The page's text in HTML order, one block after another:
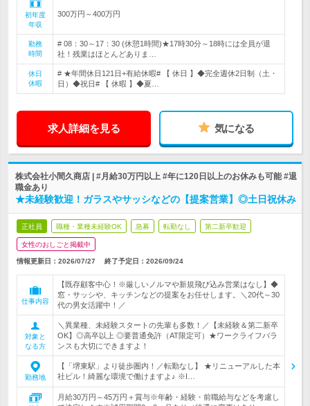
初年度
年収
300万円～400万円
勤務
時間
# 08：30～17：30 (休憩1時間)★17時30分～18時には全員が退
社！残業はほとんどありま…
休日
休暇
# ★年間休日121日+有給休暇# 【 休日 】◆完全週休2日制（土・
日）◆祝日# 【 休暇 】◆夏…
求人詳細を見る 気になる
株式会社小間久商店 | #月給30万円以上 #年に120日以上のお休みも可能 #退
職金あり
★未経験歓迎！ガラスやサッシなどの【提案営業】◎土日祝休み
正社員 職種・業種未経験OK 急募 転勤なし 第二新卒歓迎
女性のおしごと掲載中
情報更新日：2026/07/27 終了予定日： 2026/09/24
仕事内容
【既存顧客中心！※厳しいノルマや新規飛び込み営業はなし】◆
窓・サッシや、キッチンなどの提案をお任せします。＼20代～30
代の男女活躍中！／
対象と
なる方
＼異業種、未経験スタートの先輩も多数！／【未経験＆第二新卒
OK】◎高卒以上 ◎要普通免許（AT限定可）★ワークライフバラ
ンスも大切にできますよ！
勤務地
【「堺東駅」より徒歩圏内！／転勤なし】 ★リニューアルした本
社ビル！綺麗な環境で働けますよ♪ ※I…
月給30万円～45万円＋賞与※年齢・経験・前職給与などを考慮し